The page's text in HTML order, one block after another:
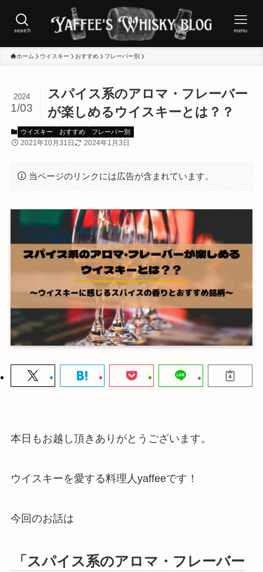
search menu
ホーム ウイスキー おすすめ フレーバー別
スパイス系のアロマ・フレーバー
が楽しめるウイスキーとは？？
2024
1/03
ウイスキー おすすめ フレーバー別
2021年10月31日 2024年1月3日
当ページのリンクには広告が含まれています。
本日もお越し頂きありがとうございます。
ウイスキーを愛する料理人yaffeeです！
今回のお話は
「スパイス系のアロマ・フレーバー